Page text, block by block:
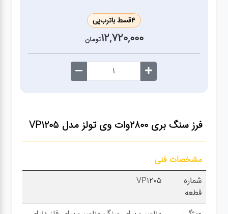
صفحه
آچار ها
کیف و
فرز سنگ بری 2800وات وی تولز مدل VP1205
مشخصات فنی
شماره
قطعه
VP1205
4قسط باترب‌پی
12,720,000تومان